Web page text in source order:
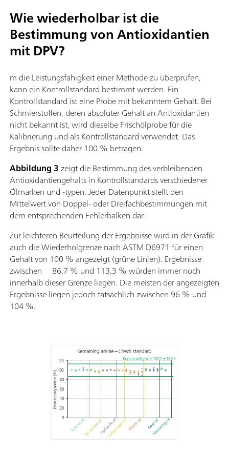
Wie wiederholbar ist die
Bestimmung von Antioxidantien
mit DPV?
m die Leistungsfähigkeit einer Methode zu überprüfen,
kann ein Kontrollstandard bestimmt werden. Ein
Kontrollstandard ist eine Probe mit bekanntem Gehalt. Bei
Schmierstoffen, deren absoluter Gehalt an Antioxidantien
nicht bekannt ist, wird dieselbe Frischölprobe für die
Kalibrierung und als Kontrollstandard verwendet. Das
Ergebnis sollte daher 100 % betragen.
Abbildung 3zeigt die Bestimmung des verbleibenden
Antioxidantiengehalts in Kontrollstandards verschiedener
Ölmarken und -typen. Jeder Datenpunkt stellt den
Mittelwert von Doppel- oder Dreifachbestimmungen mit
dem entsprechenden Fehlerbalken dar.
Zur leichteren Beurteilung der Ergebnisse wird in der Grafik
auch die Wiederholgrenze nach ASTM D6971 für einen
Gehalt von 100 % angezeigt (grüne Linien). Ergebnisse
zwischen 86,7 % und 113,3 % würden immer noch
innerhalb dieser Grenze liegen. Die meisten der angezeigten
Ergebnisse liegen jedoch tatsächlich zwischen 96 % und
104 %.